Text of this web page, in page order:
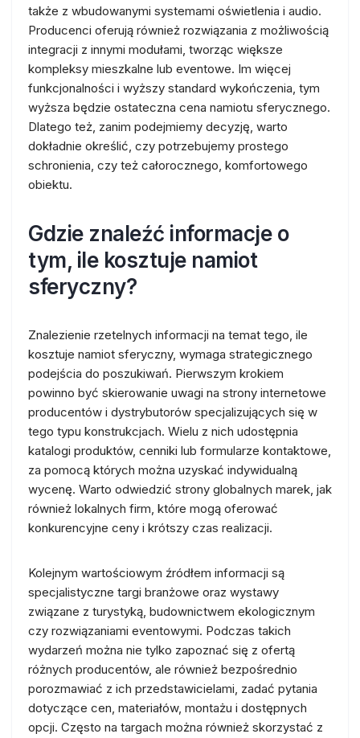
także z wbudowanymi systemami oświetlenia i audio.
Producenci oferują również rozwiązania z możliwością
integracji z innymi modułami, tworząc większe
kompleksy mieszkalne lub eventowe. Im więcej
funkcjonalności i wyższy standard wykończenia, tym
wyższa będzie ostateczna cena namiotu sferycznego.
Dlatego też, zanim podejmiemy decyzję, warto
dokładnie określić, czy potrzebujemy prostego
schronienia, czy też całorocznego, komfortowego
obiektu.
Gdzie znaleźć informacje o
tym, ile kosztuje namiot
sferyczny?
Znalezienie rzetelnych informacji na temat tego, ile
kosztuje namiot sferyczny, wymaga strategicznego
podejścia do poszukiwań. Pierwszym krokiem
powinno być skierowanie uwagi na strony internetowe
producentów i dystrybutorów specjalizujących się w
tego typu konstrukcjach. Wielu z nich udostępnia
katalogi produktów, cenniki lub formularze kontaktowe,
za pomocą których można uzyskać indywidualną
wycenę. Warto odwiedzić strony globalnych marek, jak
również lokalnych firm, które mogą oferować
konkurencyjne ceny i krótszy czas realizacji.
Kolejnym wartościowym źródłem informacji są
specjalistyczne targi branżowe oraz wystawy
związane z turystyką, budownictwem ekologicznym
czy rozwiązaniami eventowymi. Podczas takich
wydarzeń można nie tylko zapoznać się z ofertą
różnych producentów, ale również bezpośrednio
porozmawiać z ich przedstawicielami, zadać pytania
dotyczące cen, materiałów, montażu i dostępnych
opcji. Często na targach można również skorzystać z